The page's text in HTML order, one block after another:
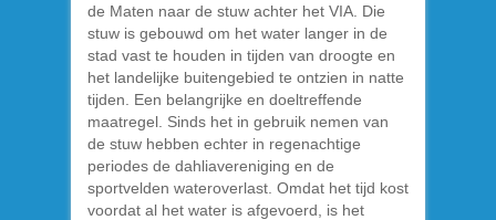
de Maten naar de stuw achter het VIA. Die
stuw is gebouwd om het water langer in de
stad vast te houden in tijden van droogte en
het landelijke buitengebied te ontzien in natte
tijden. Een belangrijke en doeltreffende
maatregel. Sinds het in gebruik nemen van
de stuw hebben echter in regenachtige
periodes de dahliavereniging en de
sportvelden wateroverlast. Omdat het tijd kost
voordat al het water is afgevoerd, is het